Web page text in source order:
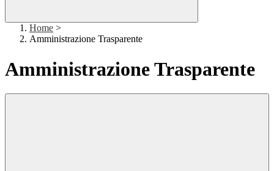
Home >
Amministrazione Trasparente
Amministrazione Trasparente